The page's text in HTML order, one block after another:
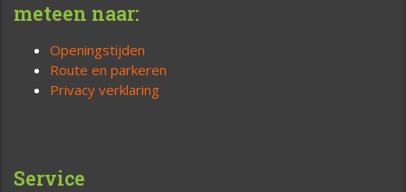
meteen naar:
Openingstijden
Route en parkeren
Privacy verklaring
Service